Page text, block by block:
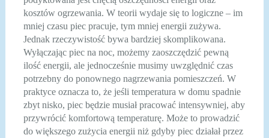
kosztów ogrzewania. W teorii wydaje się to logiczne – im
mniej czasu piec pracuje, tym mniej energii zużywa.
Jednak rzeczywistość bywa bardziej skomplikowana.
Wyłączając piec na noc, możemy zaoszczędzić pewną
ilość energii, ale jednocześnie musimy uwzględnić czas
potrzebny do ponownego nagrzewania pomieszczeń. W
praktyce oznacza to, że jeśli temperatura w domu spadnie
zbyt nisko, piec będzie musiał pracować intensywniej, aby
przywrócić komfortową temperaturę. Może to prowadzić
do większego zużycia energii niż gdyby piec działał przez